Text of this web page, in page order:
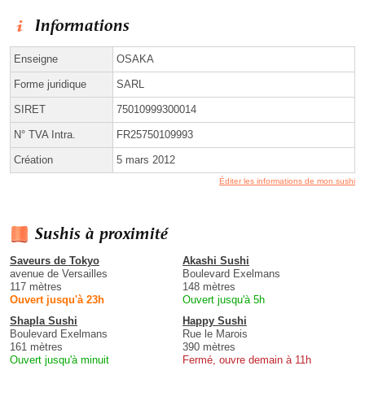
Informations
Enseigne OSAKA
Forme juridique SARL
SIRET 75010999300014
N° TVA Intra. FR25750109993
Création 5 mars 2012
Éditer les informations de mon sushi
Sushis à proximité
Saveurs de Tokyo
avenue de Versailles
117 mètres
Ouvert jusqu'à 23h
Akashi Sushi
Boulevard Exelmans
148 mètres
Ouvert jusqu'à 5h
Shapla Sushi
Boulevard Exelmans
161 mètres
Ouvert jusqu'à minuit
Happy Sushi
Rue le Marois
390 mètres
Fermé, ouvre demain à 11h